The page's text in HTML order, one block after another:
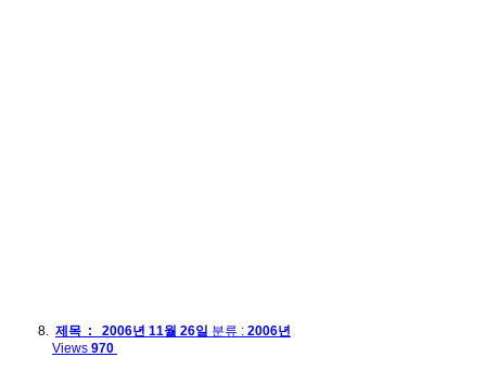
제목 : 2006년 11월 26일 분류 : 2006년
Views 970